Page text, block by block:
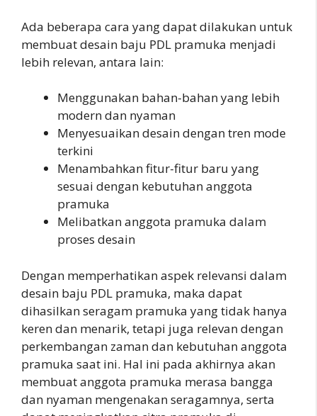
Ada beberapa cara yang dapat dilakukan untuk
membuat desain baju PDL pramuka menjadi
lebih relevan, antara lain:
Menggunakan bahan-bahan yang lebih
modern dan nyaman
Menyesuaikan desain dengan tren mode
terkini
Menambahkan fitur-fitur baru yang
sesuai dengan kebutuhan anggota
pramuka
Melibatkan anggota pramuka dalam
proses desain
Dengan memperhatikan aspek relevansi dalam
desain baju PDL pramuka, maka dapat
dihasilkan seragam pramuka yang tidak hanya
keren dan menarik, tetapi juga relevan dengan
perkembangan zaman dan kebutuhan anggota
pramuka saat ini. Hal ini pada akhirnya akan
membuat anggota pramuka merasa bangga
dan nyaman mengenakan seragamnya, serta